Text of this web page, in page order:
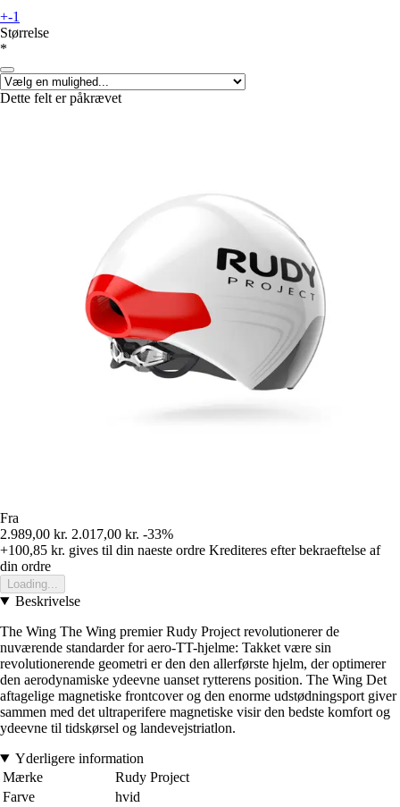
+-1
Størrelse
*
Dette felt er påkrævet
Fra
2.989,00 kr. 2.017,00 kr. -33%
+100,85 kr. gives til din naeste ordre Krediteres efter bekraeftelse af
din ordre
Loading...
Beskrivelse
The Wing The Wing premier Rudy Project revolutionerer de
nuværende standarder for aero-TT-hjelme: Takket være sin
revolutionerende geometri er den den allerførste hjelm, der optimerer
den aerodynamiske ydeevne uanset rytterens position. The Wing Det
aftagelige magnetiske frontcover og den enorme udstødningsport giver
sammen med det ultraperifere magnetiske visir den bedste komfort og
ydeevne til tidskørsel og landevejstriatlon.
Yderligere information
Mærke
Rudy Project
Farve
hvid